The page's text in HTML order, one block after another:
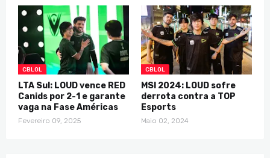
CBLOL
LTA Sul: LOUD vence RED
Canids por 2-1 e garante
vaga na Fase Américas
Fevereiro 09, 2025
CBLOL
MSI 2024: LOUD sofre
derrota contra a TOP
Esports
Maio 02, 2024